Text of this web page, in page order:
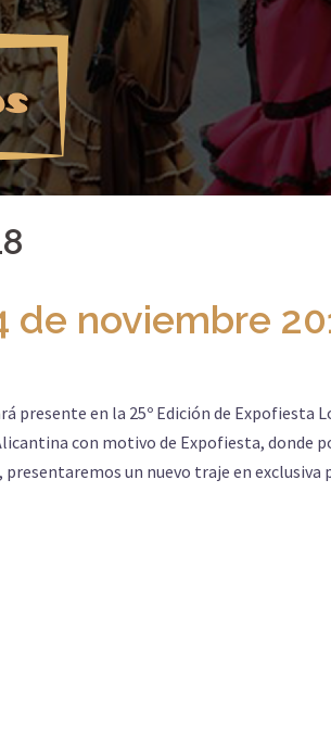
de noviembre
presente en la 25º Edición de Expofiesta
con motivo de Expofiesta, donde
presentaremos un nuevo traje en exclusiva